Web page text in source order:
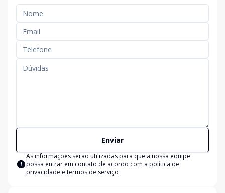
Enviar
As informações serão utilizadas para que a nossa equipe
possa entrar em contato de acordo com a política de
privacidade e termos de serviço